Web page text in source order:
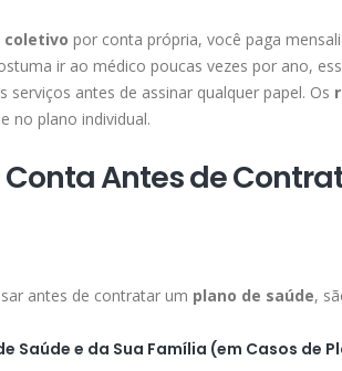
coletivo por conta própria, você paga
ir ao médico poucas vezes por ano,
antes de assinar qualquer papel. Os
no plano individual.
Conta Antes de
antes de contratar um plano de saúde,
Saúde e da Sua Família (em Casos de